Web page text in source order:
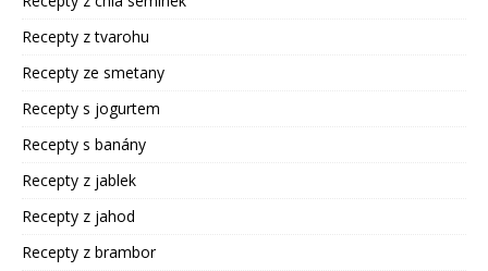
Recepty z tvarohu
Recepty ze smetany
Recepty s jogurtem
Recepty s banány
Recepty z jablek
Recepty z jahod
Recepty z brambor